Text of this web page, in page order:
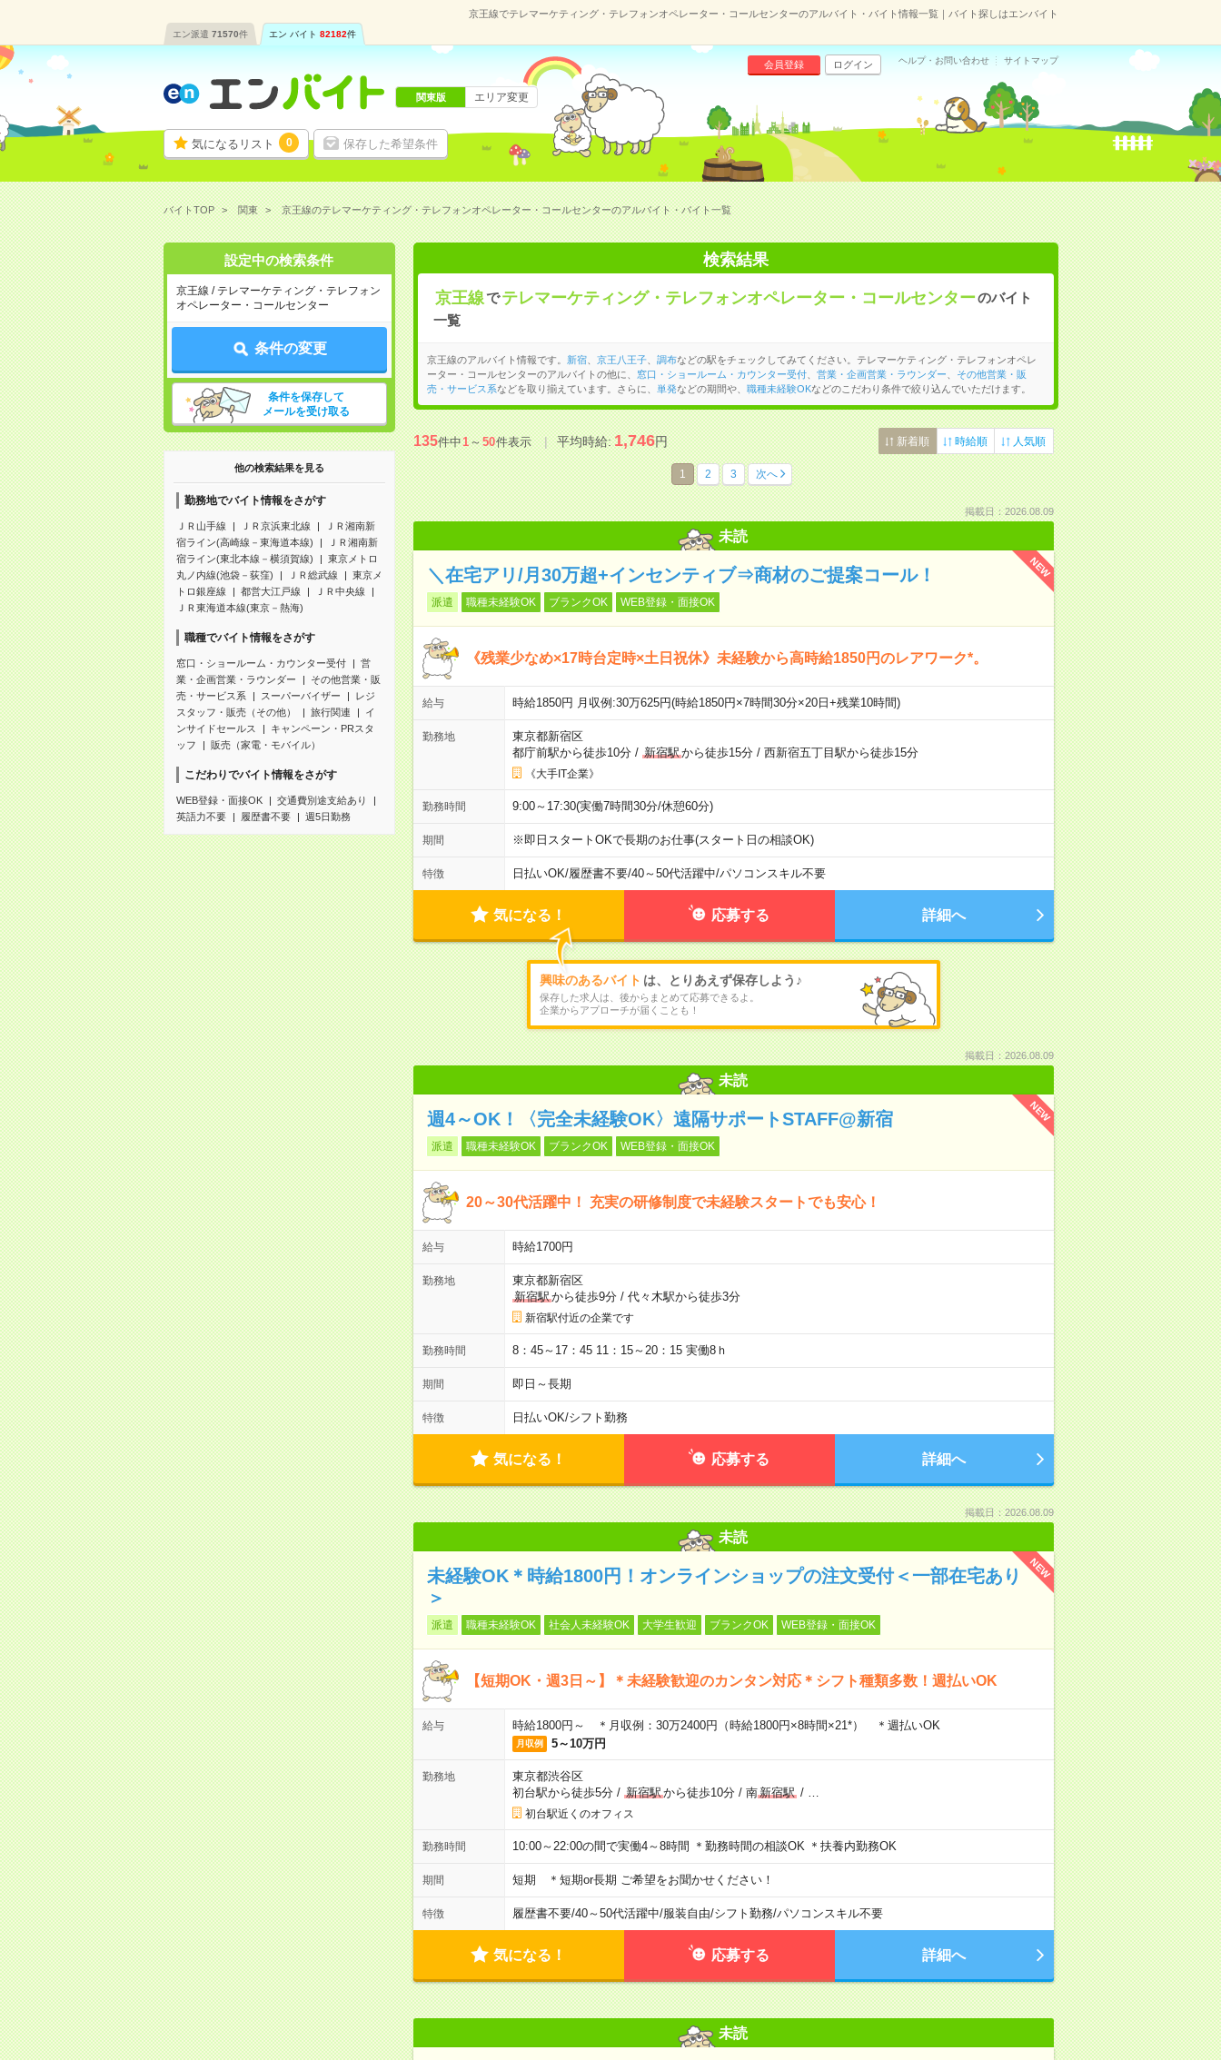
京王線でテレマーケティング・テレフォンオペレーター・コールセンターのアルバイト・バイト情報一覧｜バイト探しはエンバイト
エン派遣 71570件 エン バイト 82182件
気になるリスト 0 保存した希望条件
会員登録 ログイン ヘルプ・お問い合わせ サイトマップ
関東版 エリア変更
バイトTOP 関東 京王線のテレマーケティング・テレフォンオペレーター・コールセンターのアルバイト・バイト一覧
設定中の検索条件
京王線 / テレマーケティング・テレフォン
オペレーター・コールセンター
条件の変更
条件を保存して
メールを受け取る
他の検索結果を見る
勤務地でバイト情報をさがす
ＪＲ山手線 ＪＲ京浜東北線
ＪＲ湘南新
宿ライン(高崎線－東海道本線)
ＪＲ湘南新
宿ライン(東北本線－横須賀線)
東京メトロ
丸ノ内線(池袋－荻窪)
ＪＲ総武線
東京メ
トロ銀座線
都営大江戸線
ＪＲ中央線
ＪＲ東海道本線(東京－熱海)
職種でバイト情報をさがす
窓口・ショールーム・カウンター受付
営
業・企画営業・ラウンダー
その他営業・販
売・サービス系
スーパーバイザー
レジ
スタッフ・販売（その他）
旅行関連
イ
ンサイドセールス
キャンペーン・PRスタ
ッフ
販売（家電・モバイル）
こだわりでバイト情報をさがす
WEB登録・面接OK
交通費別途支給あり
英語力不要
履歴書不要 週5日勤務
検索結果
京王線で テレマーケティング・テレフォンオペレーター・コールセンターのバイト
一覧
京王線のアルバイト情報です。 新宿、 京王八王子、 調布などの駅をチェックしてみてください。テレマーケティング・テレフォンオペレ
ーター・コールセンターのアルバイトの他に、
窓口・ショールーム・カウンター受付、 営業・企画営業・ラウンダー
その他営業・販
売・サービス系などを取り揃えています。さらに、 単発などの期間や、 職種未経験OKなどのこだわり条件で絞り込んでいただけます。
135件中1～50件表示 平均時給:1,746円 新着順 時給順 人気順
1 2 3 次へ
掲載日：2026.08.09
未読
NEW
＼在宅アリ/月30万超+インセンティブ⇒商材のご提案コール！
派遣 職種未経験OK ブランクOK WEB登録・面接OK
《残業少なめ×17時台定時×土日祝休》未経験から高時給1850円のレアワーク*。
給与 時給1850円 月収例:30万625円(時給1850円×7時間30分×20日+残業10時間)
勤務地
東京都新宿区
都庁前駅から徒歩10分/ 新宿駅から徒歩15分/ 西新宿五丁目駅から徒歩15分
《大手IT企業》
勤務時間 9:00～17:30(実働7時間30分/休憩60分)
期間 ※即日スタートOKで長期のお仕事(スタート日の相談OK)
特徴 日払いOK/履歴書不要/40～50代活躍中/パソコンスキル不要
気になる！ 応募する 詳細へ
興味のあるバイト は、とりあえず保存しよう♪
保存した求人は、後からまとめて応募できるよ。
企業からアプローチが届くことも！
掲載日：2026.08.09
未読
NEW
週4～OK！〈完全未経験OK〉遠隔サポートSTAFF@新宿
派遣 職種未経験OK ブランクOK WEB登録・面接OK
20～30代活躍中！ 充実の研修制度で未経験スタートでも安心！
給与 時給1700円
勤務地
東京都新宿区
新宿駅から徒歩9分/ 代々木駅から徒歩3分
新宿駅付近の企業です
勤務時間 8：45～17：45 11：15～20：15 実働8ｈ
期間 即日～長期
特徴 日払いOK/シフト勤務
気になる！ 応募する 詳細へ
掲載日：2026.08.09
未読
NEW
未経験OK＊時給1800円！オンラインショップの注文受付＜一部在宅あり
＞
派遣 職種未経験OK 社会人未経験OK 大学生歓迎 ブランクOK WEB登録・面接OK
【短期OK・週3日～】＊未経験歓迎のカンタン対応＊シフト種類多数！週払いOK
給与 時給1800円～ ＊月収例：30万2400円（時給1800円×8時間×21*） ＊週払いOK
月収例 5～10万円
勤務地
東京都渋谷区
初台駅から徒歩5分/ 新宿駅から徒歩10分/ 南新宿駅/
初台駅近くのオフィス
勤務時間 10:00～22:00の間で実働4～8時間 ＊勤務時間の相談OK ＊扶養内勤務OK
期間 短期 ＊短期or長期 ご希望をお聞かせください！
特徴 履歴書不要/40～50代活躍中/服装自由/シフト勤務/パソコンスキル不要
気になる！ 応募する 詳細へ
未読